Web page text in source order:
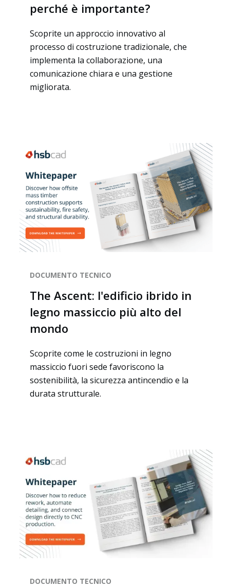
Chi siamo
perché è importante?
Scoprite un approccio innovativo al
processo di costruzione tradizionale, che
implementa la collaborazione, una
comunicazione chiara e una gestione
migliorata.
DOCUMENTO TECNICO
The Ascent: l'edificio ibrido in
legno massiccio più alto del
mondo
Scoprite come le costruzioni in legno
massiccio fuori sede favoriscono la
sostenibilità, la sicurezza antincendio e la
durata strutturale.
DOCUMENTO TECNICO